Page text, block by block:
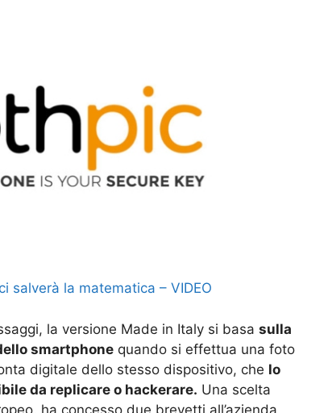
salverà la matematica – VIDEO
la versione Made in Italy si basa sulla
smartphone quando si effettua una foto
digitale dello stesso dispositivo, che lo
da replicare o hackerare. Una scelta
ha concesso due brevetti all’azienda